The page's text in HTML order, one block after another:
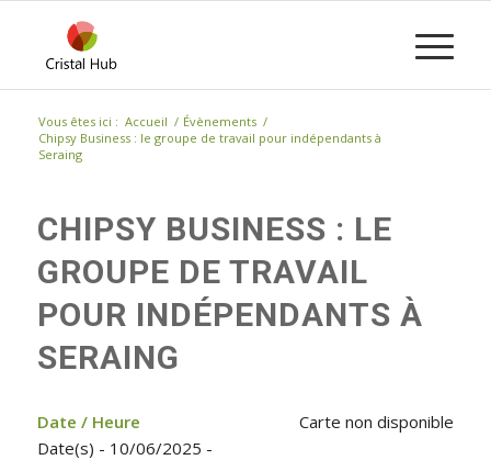
Vous êtes ici : Accueil / Évènements /
Chipsy Business : le groupe de travail pour indépendants à
Seraing
CHIPSY BUSINESS : LE
GROUPE DE TRAVAIL
POUR INDÉPENDANTS À
SERAING
Carte non disponible
Date / Heure
Date(s) - 10/06/2025 -